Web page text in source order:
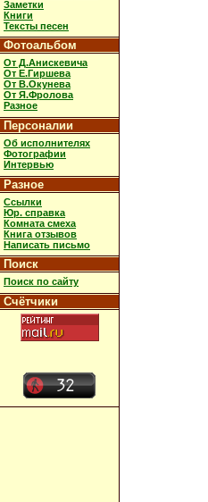
Заметки
Книги
Тексты песен
Фотоальбом
От Д.Анискевича
От Е.Гиршева
От В.Окунева
От Я.Фролова
Разное
Персоналии
Об исполнителях
Фотографии
Интервью
Разное
Ссылки
Юр. справка
Комната смеха
Книга отзывов
Написать письмо
Поиск
Поиск по сайту
Счётчики